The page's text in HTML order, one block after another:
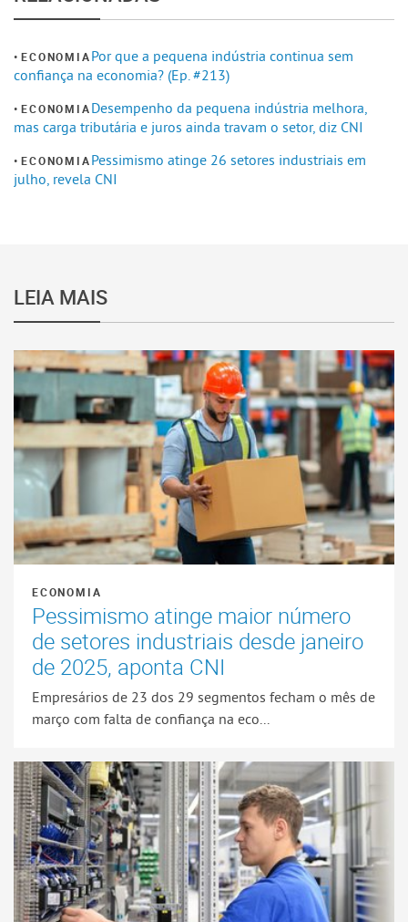
ECONOMIAPor que a pequena indústria continua sem
confiança na economia? (Ep. #213)
ECONOMIADesempenho da pequena indústria melhora,
mas carga tributária e juros ainda travam o setor, diz CNI
ECONOMIAPessimismo atinge 26 setores industriais em
julho, revela CNI
LEIA MAIS
ECONOMIA
Pessimismo atinge maior número
de setores industriais desde janeiro
de 2025, aponta CNI
Empresários de 23 dos 29 segmentos fecham o mês de
março com falta de confiança na eco...